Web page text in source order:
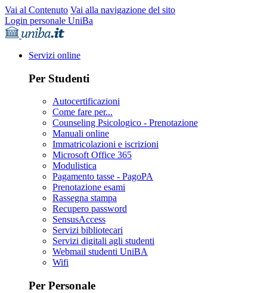
Vai al Contenuto Vai alla navigazione del sito
Login personale UniBa
Servizi online
Per Studenti
Autocertificazioni
Come fare per...
Counseling Psicologico - Prenotazione
Manuali online
Immatricolazioni e iscrizioni
Microsoft Office 365
Modulistica
Pagamento tasse - PagoPA
Prenotazione esami
Rassegna stampa
Recupero password
SensusAccess
Servizi bibliotecari
Servizi digitali agli studenti
Webmail studenti UniBA
Wifi
Per Personale